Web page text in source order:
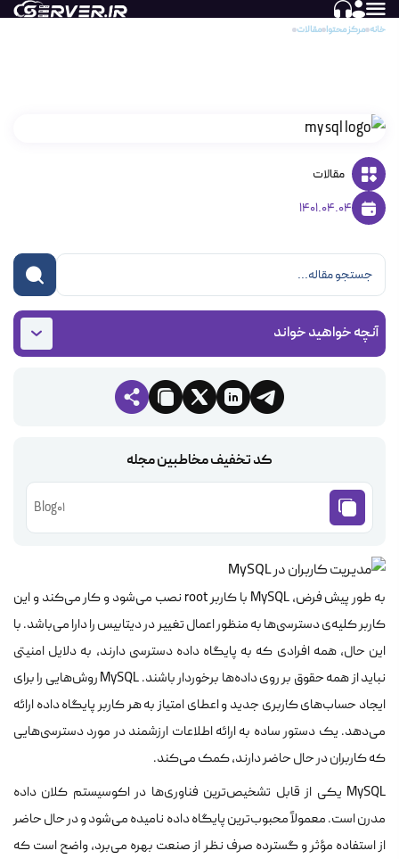
خانه مرکز محتوا مقالات
مقالات
1401.04.04
آنچه خواهید خواند
کد تخفیف مخاطبین مجله
Blog01
به طور پیش فرض، MySQL با کاربر root نصب می‌شود و کار می‌کند و این
کاربر کلیه‌ی دسترسی‌ها به منظور اعمال تغییر در دیتابیس را دارا می‌باشد. با
این حال، همه افرادی که به پایگاه داده دسترسی دارند، به دلایل امنیتی
نباید از همه حقوق بر روی داده‌ها برخوردار باشند. MySQL روش‌هایی را برای
ایجاد حساب‌های کاربری جدید و اعطای امتیاز به هر کاربر پایگاه داده ارائه
می‌دهد. یک دستور ساده به ارائه اطلاعات ارزشمند در مورد دسترسی‌هایی
که کاربران در حال حاضر دارند، کمک می‌کند.
MySQL یکی از قابل تشخیص‌ترین فناوری‌ها در اکوسیستم کلان داده
مدرن است. معمولاً محبوب‌ترین پایگاه داده نامیده می‌شود و در حال حاضر
از استفاده مؤثر و گسترده صرف نظر از صنعت بهره می‌برد، واضح است که